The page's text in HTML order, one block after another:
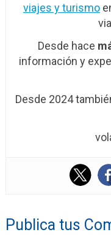
viajes y turismo
Desde hace
información y
Desde 2024
Publica tus